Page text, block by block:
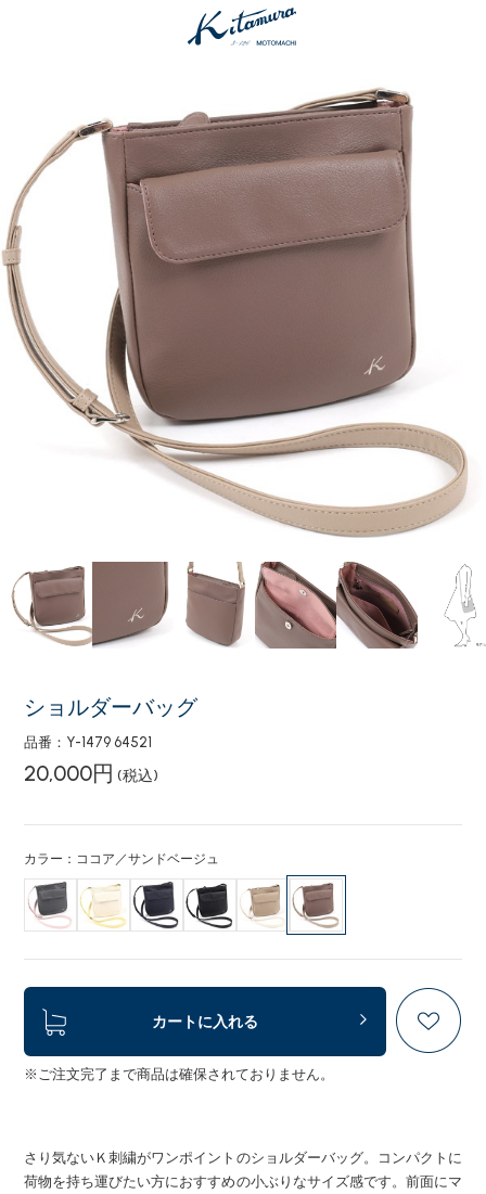
ショルダーバッグ
品番：Y-1479 64521
20,000円 (税込)
カラー：ココア／サンドベージュ
カートに入れる
※ご注文完了まで商品は確保されておりません。
さり気ないＫ刺繍がワンポイントのショルダーバッグ。コンパクトに
荷物を持ち運びたい方におすすめの小ぶりなサイズ感です。前面にマ